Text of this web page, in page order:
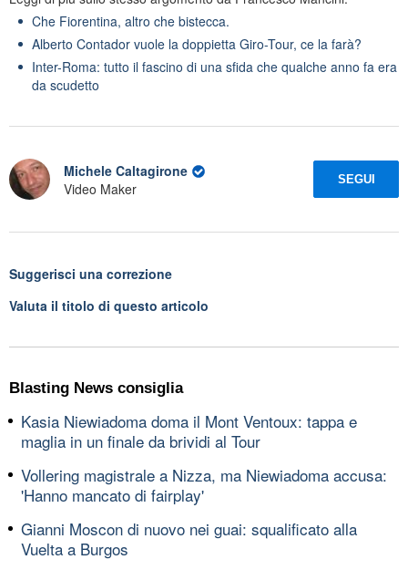
Che Fiorentina, altro che bistecca.
Alberto Contador vuole la doppietta Giro-Tour, ce la farà?
Inter-Roma: tutto il fascino di una sfida che qualche anno fa era
da scudetto
Michele Caltagirone
Video Maker
SEGUI
Suggerisci una correzione
Valuta il titolo di questo articolo
Blasting News consiglia
Kasia Niewiadoma doma il Mont Ventoux: tappa e
maglia in un finale da brividi al Tour
Vollering magistrale a Nizza, ma Niewiadoma accusa:
'Hanno mancato di fairplay'
Gianni Moscon di nuovo nei guai: squalificato alla
Vuelta a Burgos